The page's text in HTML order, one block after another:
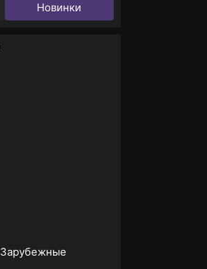
Новинки
Зарубежные